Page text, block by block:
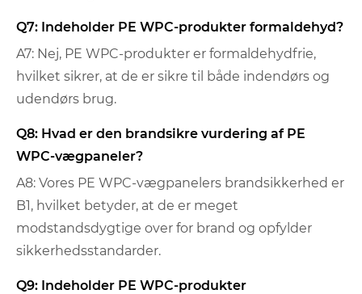
Q7: Indeholder PE WPC-produkter formaldehyd?
A7: Nej, PE WPC-produkter er formaldehydfrie,
hvilket sikrer, at de er sikre til både indendørs og
udendørs brug.
Q8: Hvad er den brandsikre vurdering af PE
WPC-vægpaneler?
A8: Vores PE WPC-vægpanelers brandsikkerhed er
B1, hvilket betyder, at de er meget
modstandsdygtige over for brand og opfylder
sikkerhedsstandarder.
Q9: Indeholder PE WPC-produkter